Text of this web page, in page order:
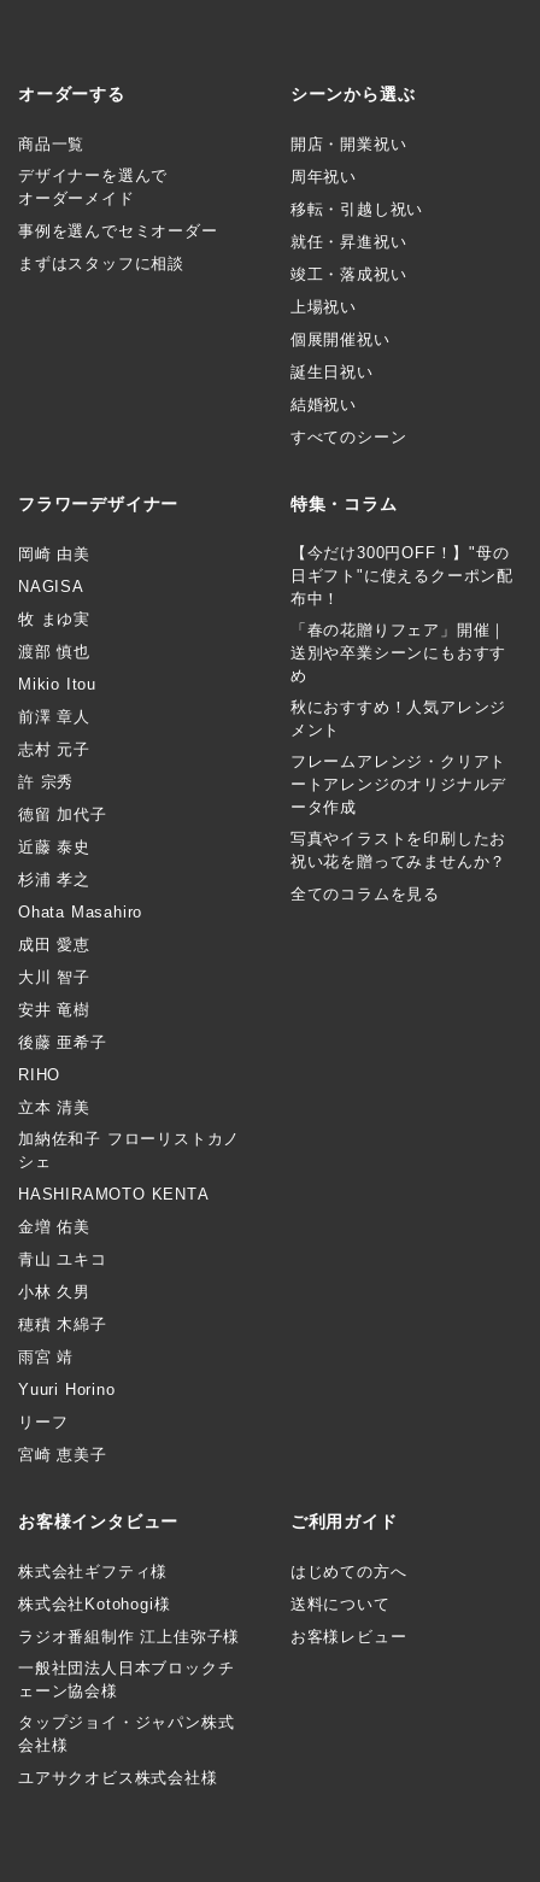
オーダーする
商品一覧
デザイナーを選んで
オーダーメイド
事例を選んでセミオーダー
まずはスタッフに相談
シーンから選ぶ
開店・開業祝い
周年祝い
移転・引越し祝い
就任・昇進祝い
竣工・落成祝い
上場祝い
個展開催祝い
誕生日祝い
結婚祝い
すべてのシーン
フラワーデザイナー
岡崎 由美
NAGISA
牧 まゆ実
渡部 慎也
Mikio Itou
前澤 章人
志村 元子
許 宗秀
徳留 加代子
近藤 泰史
杉浦 孝之
Ohata Masahiro
成田 愛恵
大川 智子
安井 竜樹
後藤 亜希子
RIHO
立本 清美
加納佐和子 フローリストカノ
シェ
HASHIRAMOTO KENTA
金増 佑美
青山 ユキコ
小林 久男
穂積 木綿子
雨宮 靖
Yuuri Horino
リーフ
宮崎 恵美子
特集・コラム
【今だけ300円OFF！】"母の
日ギフト"に使えるクーポン配
布中！
「春の花贈りフェア」開催｜
送別や卒業シーンにもおすす
め
秋におすすめ！人気アレンジ
メント
フレームアレンジ・クリアト
ートアレンジのオリジナルデ
ータ作成
写真やイラストを印刷したお
祝い花を贈ってみませんか？
全てのコラムを見る
お客様インタビュー
株式会社ギフティ様
株式会社Kotohogi様
ラジオ番組制作 江上佳弥子様
一般社団法人日本ブロックチ
ェーン協会様
タップジョイ・ジャパン株式
会社様
ユアサクオビス株式会社様
ご利用ガイド
はじめての方へ
送料について
お客様レビュー